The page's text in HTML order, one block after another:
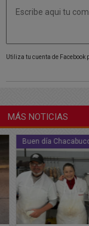
Utiliza tu cuenta de
MÁS NOTICIAS
Buen día Chacabuco